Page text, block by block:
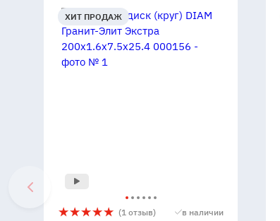
ХИТ ПРОДАЖ
Алмазный
5
1 (1 отзыв) в наличии